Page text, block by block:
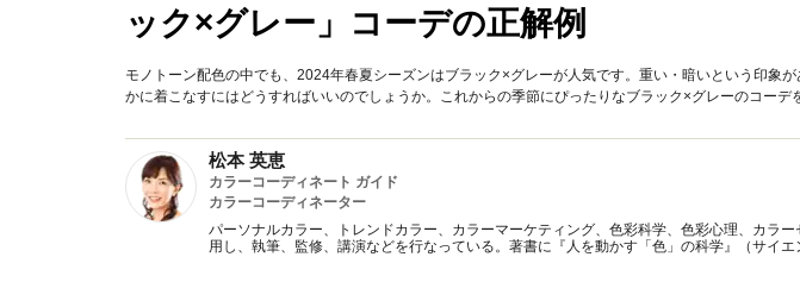
ック×グレー」コーデの正解例
モノトーン配色の中でも、2024年春夏シーズンはブラック×グレーが人気です。重い・暗いという印象
かに着こなすにはどうすればいいのでしょうか。これからの季節にぴったりなブラック×グレーのコーデ
松本 英恵
カラーコーディネート ガイド
カラーコーディネーター
パーソナルカラー、トレンドカラー、カラーマーケティング、色彩科学、色彩心理、カラ
用し、執筆、監修、講演などを行なっている。著書に『人を動かす「色」の科学』（サイエ